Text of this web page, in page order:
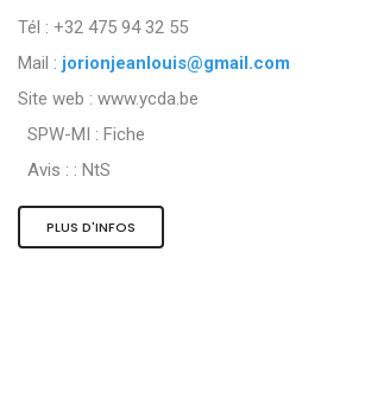
Tél : +32 475 94 32 55
Mail : jorionjeanlouis@gmail.com
Site web : www.ycda.be
SPW-MI : Fiche
Avis : : NtS
PLUS D'INFOS